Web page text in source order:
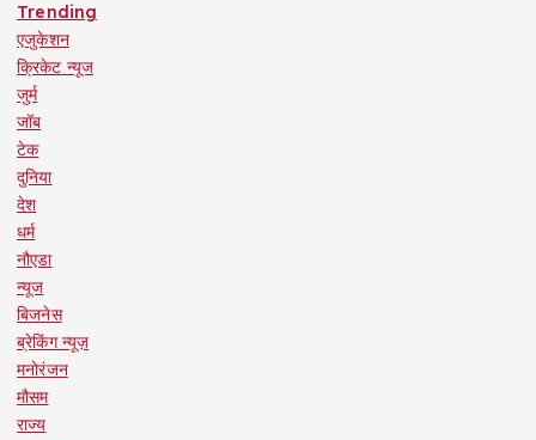
Trending
एजुकेशन
क्रिकेट न्यूज
जुर्म
जॉब
टेक
दुनिया
देश
धर्म
नौएडा
न्यूज
बिजनेस
ब्रेकिंग न्यूज़
मनोरंजन
मौसम
राज्य